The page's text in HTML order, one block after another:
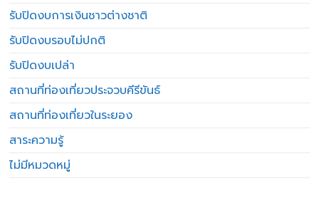
รับปิดงบการเงินชาวต่างชาติ
รับปิดงบรอบไม่ปกติ
รับปิดงบเปล่า
สถานที่ท่องเที่ยวประจวบคีรีขันธ์
สถานที่ท่องเที่ยวในระยอง
สาระความรู้
ไม่มีหมวดหมู่